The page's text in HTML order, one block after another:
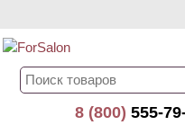
8 (800)555-